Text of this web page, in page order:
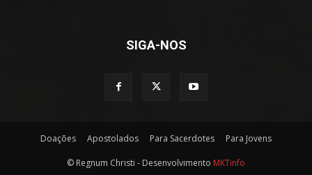
SIGA-NOS
Doações Apostolados Para Sacerdotes Para Jovens
© Regnum Christi - Desenvolvimento MKTinfo